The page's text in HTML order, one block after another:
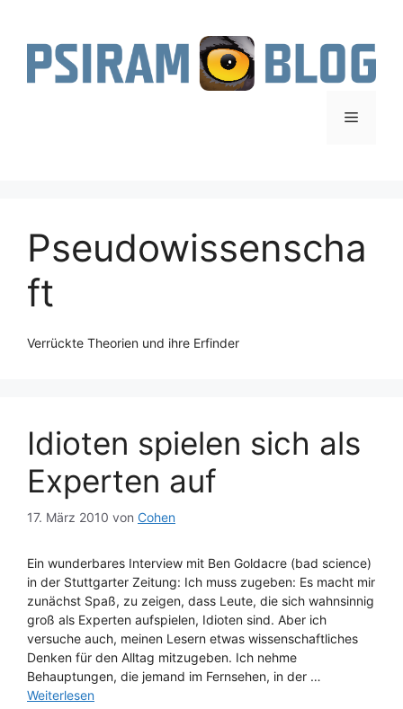
springen
Menü
Pseudowissenscha
ft
Verrückte Theorien und ihre Erfinder
Idioten spielen sich als
Experten auf
17. März 2010 von Cohen
Ein wunderbares Interview mit Ben Goldacre (bad science)
in der Stuttgarter Zeitung: Ich muss zugeben: Es macht mir
zunächst Spaß, zu zeigen, dass Leute, die sich wahnsinnig
groß als Experten aufspielen, Idioten sind. Aber ich
versuche auch, meinen Lesern etwas wissenschaftliches
Denken für den Alltag mitzugeben. Ich nehme
Behauptungen, die jemand im Fernsehen, in der …
Weiterlesen